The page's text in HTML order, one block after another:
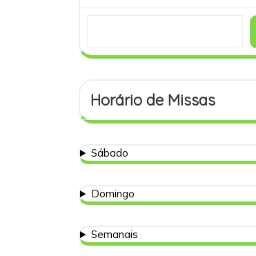
Horário de Missas
Sábado
Domingo
Semanais